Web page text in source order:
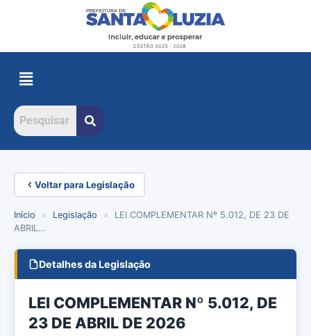
Voltar para Legislação
Início » Legislação »
LEI COMPLEMENTAR Nº 5.012, DE 23 DE
ABRIL…
Detalhes da Legislação
LEI COMPLEMENTAR Nº 5.012, DE
23 DE ABRIL DE 2026